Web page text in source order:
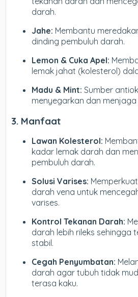
darah.
Jahe: Membantu
dinding pembuluh darah.
Lemon & Cuka Apel:
lemak jahat (kolesterol)
Madu & Mint: Sumber
menyegarkan dan
3. Manfaat
Lawan Kolesterol:
kadar lemak darah dan
pembuluh darah.
Solusi Varises:
darah vena untuk
varises.
Kontrol Tekanan Darah:
darah lebih rileks sehingga
stabil.
Cegah Penyumbatan:
darah agar tubuh tidak
terasa kaku.